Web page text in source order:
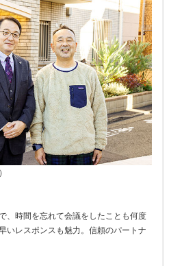
、時間を忘れて会議をしたことも何度
いレスポンスも魅力。信頼のパートナ